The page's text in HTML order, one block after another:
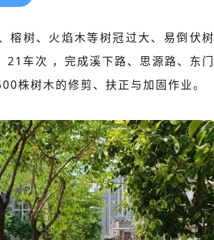
榕树、火焰木等树冠过大、易倒伏树
车次 ，完成溪下路、思源路、东门
株树木的修剪、扶正与加固作业。